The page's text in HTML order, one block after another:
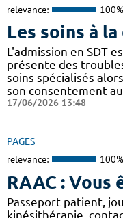
relevance: 100%
Les soins à
L'admission en SDT
présente des
soins spécialisés
son consentement
17/06/2026 13:48
PAGES
relevance: 100%
RAAC :
Passeport patient,
kinésithérapie,